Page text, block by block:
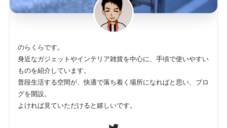
のらくらです。
身近なガジェットやインテリア雑貨を中心に、手頃で使いやすい
ものを紹介しています。
普段生活する空間が、快適で落ち着く場所になればと思い、ブロ
グを開設。
よければ見ていただけると嬉しいです。